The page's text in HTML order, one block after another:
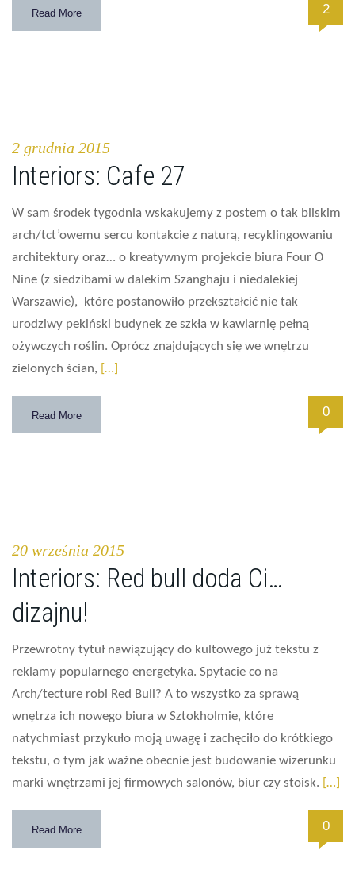
Read More 2
2 grudnia 2015
Interiors: Cafe 27
W sam środek tygodnia wskakujemy z postem o tak bliskim
arch/tct’owemu sercu kontakcie z naturą, recyklingowaniu
architektury oraz… o kreatywnym projekcie biura Four O
Nine (z siedzibami w dalekim Szanghaju i niedalekiej
Warszawie), które postanowiło przekształcić nie tak
urodziwy pekiński budynek ze szkła w kawiarnię pełną
ożywczych roślin. Oprócz znajdujących się we wnętrzu
zielonych ścian, […]
Read More 0
20 września 2015
Interiors: Red bull doda Ci…
dizajnu!
Przewrotny tytuł nawiązujący do kultowego już tekstu z
reklamy popularnego energetyka. Spytacie co na
Arch/tecture robi Red Bull? A to wszystko za sprawą
wnętrza ich nowego biura w Sztokholmie, które
natychmiast przykuło moją uwagę i zachęciło do krótkiego
tekstu, o tym jak ważne obecnie jest budowanie wizerunku
marki wnętrzami jej firmowych salonów, biur czy stoisk. […]
Read More 0